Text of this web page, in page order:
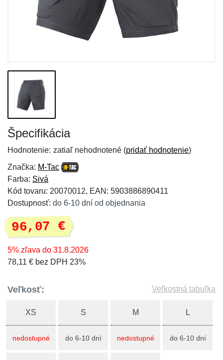
Špecifikácia
Hodnotenie: zatiaľ nehodnotené (pridať hodnotenie)
Značka: M-Tac
Farba: Sivá
Kód tovaru: 20070012, EAN: 5903886890411
Dostupnosť: do 6-10 dní od objednania
96,07 €
5% zľava do 31.8.2026
78,11 € bez DPH 23%
Veľkosť: Veľkostná tabuľka
XS
nedostupné
S
do 6-10 dní
M
nedostupné
L
do 6-10 dní